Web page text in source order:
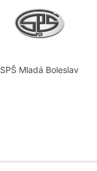
SPŠ Mladá Boleslav